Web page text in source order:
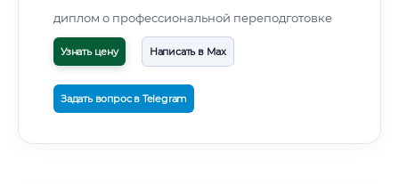
диплом о профессиональной переподготовке
Узнать цену Написать в Max
Задать вопрос в Telegram